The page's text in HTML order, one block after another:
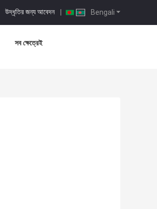
Bengali
উদ্ধৃতির জন্য আবেদন |
সব ক্ষেত্রেই